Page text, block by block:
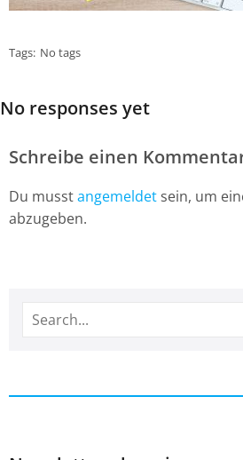
Tags: No tags
No responses yet
Schreibe einen
Du musstangemeldet sein, um
abzugeben.